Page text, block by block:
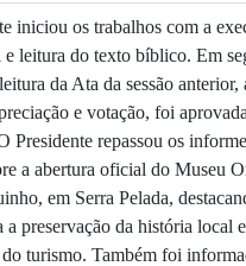
iniciou os trabalhos com a
leitura do texto bíblico. Em
da Ata da sessão anterior,
e votação, foi
Presidente repassou os
a abertura oficial do Museu
em Serra Pelada,
a preservação da história local
turismo. Também foi